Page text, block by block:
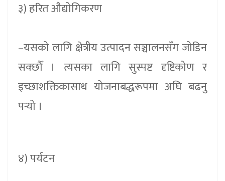
३) हरित औद्योगिकरण
–यसको लागि क्षेत्रीय उत्पादन सञ्चालनसँग जोडिन
सक्छौँ । त्यसका लागि सुस्पष्ट दृष्टिकोण र
इच्छाशक्तिकासाथ योजनाबद्धरूपमा अघि बढनु
पर्‍यो ।
४) पर्यटन